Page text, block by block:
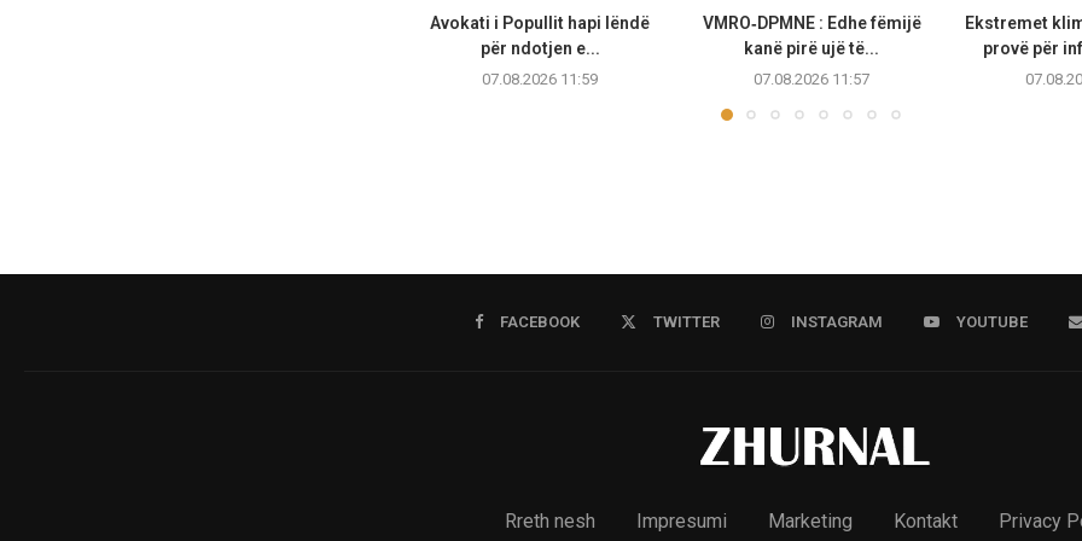
Avokati i Popullit hapi lëndë
për ndotjen e...
07.08.2026 11:59
VMRO‑DPMNE : Edhe fëmijë
kanë pirë ujë të...
07.08.2026 11:57
Ekstremet
provë për
FACEBOOK TWITTER INSTAGRAM YOUTUBE
Rreth nesh Impresumi Marketing Kontakt Privacy